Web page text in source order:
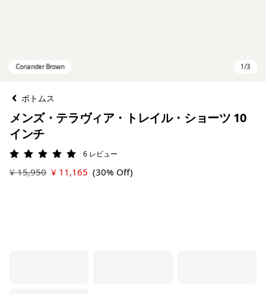
ボトムス
メンズ・テラヴィア・トレイル・ショーツ 10
インチ
評価: 5 / 5 6 レビュー
¥ 15,950 ¥ 11,165 (30% Off)